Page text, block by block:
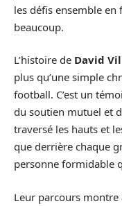
les défis ensemble
beaucoup.
L’histoire de David
plus qu’une simple
football. C’est un
du soutien mutuel et
traversé les hauts et
que derrière chaque
personne formidable
Leur parcours montre